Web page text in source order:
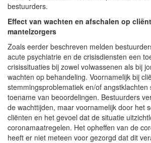
bestuurders.
Effect van wachten en afschalen op
mantelzorgers
Zoals eerder beschreven melden
acute psychiatrie en de crisisdiensten een
crisissituaties bij zowel volwassenen als bij
wachten op behandeling. Voornamelijk bij
stemmingsproblematiek en/of angstklachten
toename van beoordelingen. Bestuurders
de wachttijden, maar voornamelijk door het
cliënten en het gevoel dat de situatie
coronamaatregelen. Het opheffen van de
heeft er niet meteen voor gezorgd dat dit